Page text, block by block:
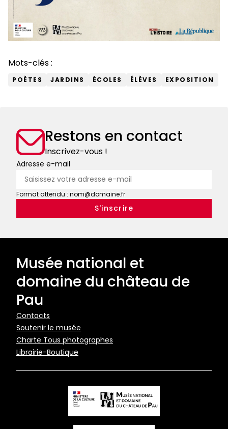
Mots-clés :
POÈTES JARDINS ÉCOLES ÉLÈVES EXPOSITION
Restons en contact
Inscrivez-vous !
Adresse e-mail
Format attendu : nom@domaine.fr
Musée national et
domaine du château de
Pau
Pied
de
page
Contacts
Soutenir le musée
Charte Tous photographes
Librairie-Boutique